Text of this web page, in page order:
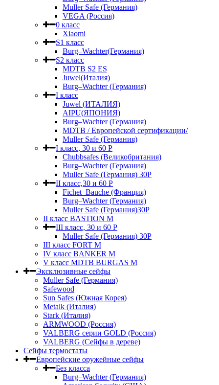
Muller Safe (Германия)
VEGA (Россия)
0 класс
Xiaomi
S1 класс
Burg–Wachter(Германия)
S2 класс
MDTB S2 ES
Juwel(Италия)
Burg–Wachter (Германия)
I класс
Juwel (ИТАЛИЯ)
AIPU(ЯПОНИЯ)
Burg–Wachter (Германия)
MDTB / Европейской сертификации/
Muller Safe (Германия)
I класс, 30 и 60 P
Chubbsafes (Великобритания)
Burg–Wachter (Германия)
Muller Safe (Германия) 30Р
II класс,30 и 60 P
Fichet–Bauche (Франция)
Burg–Wachter (Германия)
Muller Safe (Германия)30P
II класс BASTION M
III класс, 30 и 60 P
Muller Safe (Германия) 30Р
III класс FORT M
IV класс BANKER M
V класс МDTB BURGAS M
Эксклюзивные сейфы
Muller Safe (Германия)
Safewood
Sun Safes (Южная Корея)
Metalk (Италия)
Stark (Италия)
ARMWOOD (Россия)
VALBERG серии GOLD (Россия)
VALBERG (Сейфы в дереве)
Сейфы термостаты
Европейские оружейные сейфы
Без класса
Burg–Wachter (Германия)